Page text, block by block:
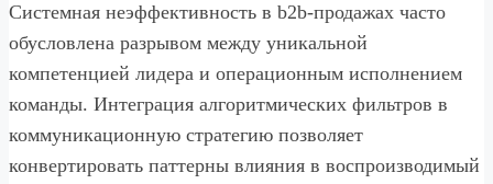
Системная неэффективность в b2b-продажах часто
обусловлена разрывом между уникальной
компетенцией лидера и операционным исполнением
команды. Интеграция алгоритмических фильтров в
коммуникационную стратегию позволяет
конвертировать паттерны влияния в воспроизводимый